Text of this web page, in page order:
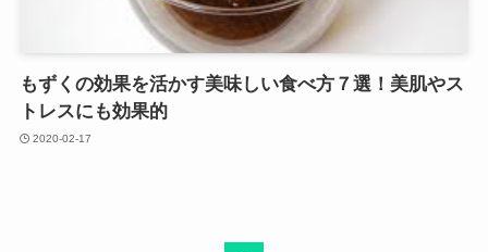
もずくの効果を活かす美味しい食べ方７選！美肌やス
トレスにも効果的
2020-02-17